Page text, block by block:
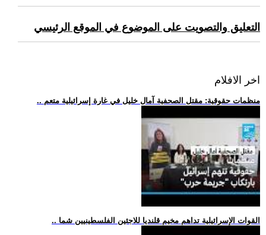
التعليق والتصويت على الموضوع في الموقع الرئيسي
اخر الافلام
.. منظمات حقوقية: مقتل الصحفية آمال خليل في غارة إسرائيلية متعم
.. القوات الإسرائيلية تداهم مخيم قلنديا للاجئين الفلسطينيين شما